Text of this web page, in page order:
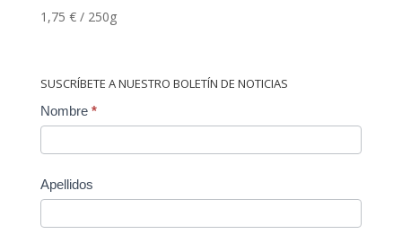
1,75 € / 250g
SUSCRÍBETE A NUESTRO BOLETÍN DE NOTICIAS
Contact
Nombre *
Apellidos